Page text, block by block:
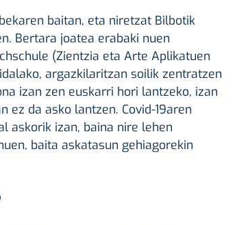
baitan, eta niretzat Bilbotik
Bertara joatea erabaki nuen
(Zientzia eta Arte Aplikatuen
argazkilaritzan soilik zentratzen
izan zen euskarri hori lantzeko, izan
ez da asko lantzen. Covid-19aren
askorik izan, baina nire lehen
baita askatasun gehiagorekin